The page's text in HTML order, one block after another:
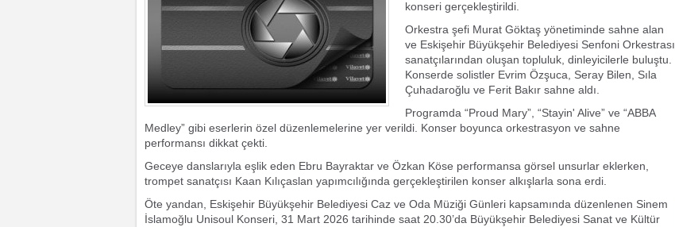
konseri gerçekleştirildi.
Orkestra şefi Murat Göktaş yönetiminde sahne alan
ve Eskişehir Büyükşehir Belediyesi Senfoni Orkestrası
sanatçılarından oluşan topluluk, dinleyicilerle buluştu.
Konserde solistler Evrim Özşuca, Seray Bilen, Sıla
Çuhadaroğlu ve Ferit Bakır sahne aldı.
Programda “Proud Mary”, “Stayin' Alive” ve “ABBA
Medley” gibi eserlerin özel düzenlemelerine yer verildi. Konser boyunca orkestrasyon ve sahne
performansı dikkat çekti.
Geceye danslarıyla eşlik eden Ebru Bayraktar ve Özkan Köse performansa görsel unsurlar eklerken,
trompet sanatçısı Kaan Kılıçaslan yapımcılığında gerçekleştirilen konser alkışlarla sona erdi.
Öte yandan, Eskişehir Büyükşehir Belediyesi Caz ve Oda Müziği Günleri kapsamında düzenlenen Sinem
İslamoğlu Unisoul Konseri, 31 Mart 2026 tarihinde saat 20.30’da Büyükşehir Belediyesi Sanat ve Kültür